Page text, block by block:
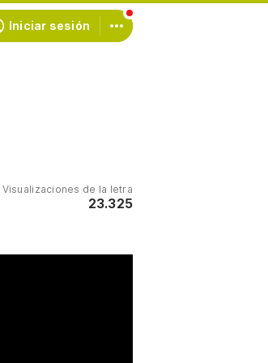
Iniciar sesión
Visualizaciones de la letra
23.325